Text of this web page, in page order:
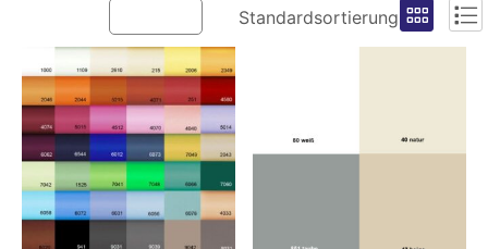
Standardsortierung